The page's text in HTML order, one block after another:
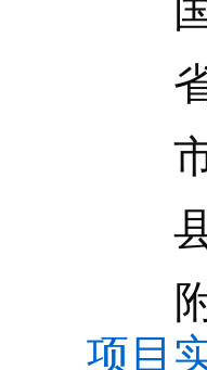
国
省
市
县
附
项目